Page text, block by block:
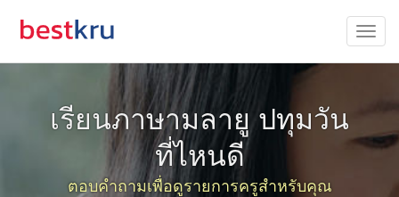
เรียนภาษามลายู ปทุมวัน
ที่ไหนดี
ตอบคำถามเพื่อดูรายการครูสำหรับคุณ